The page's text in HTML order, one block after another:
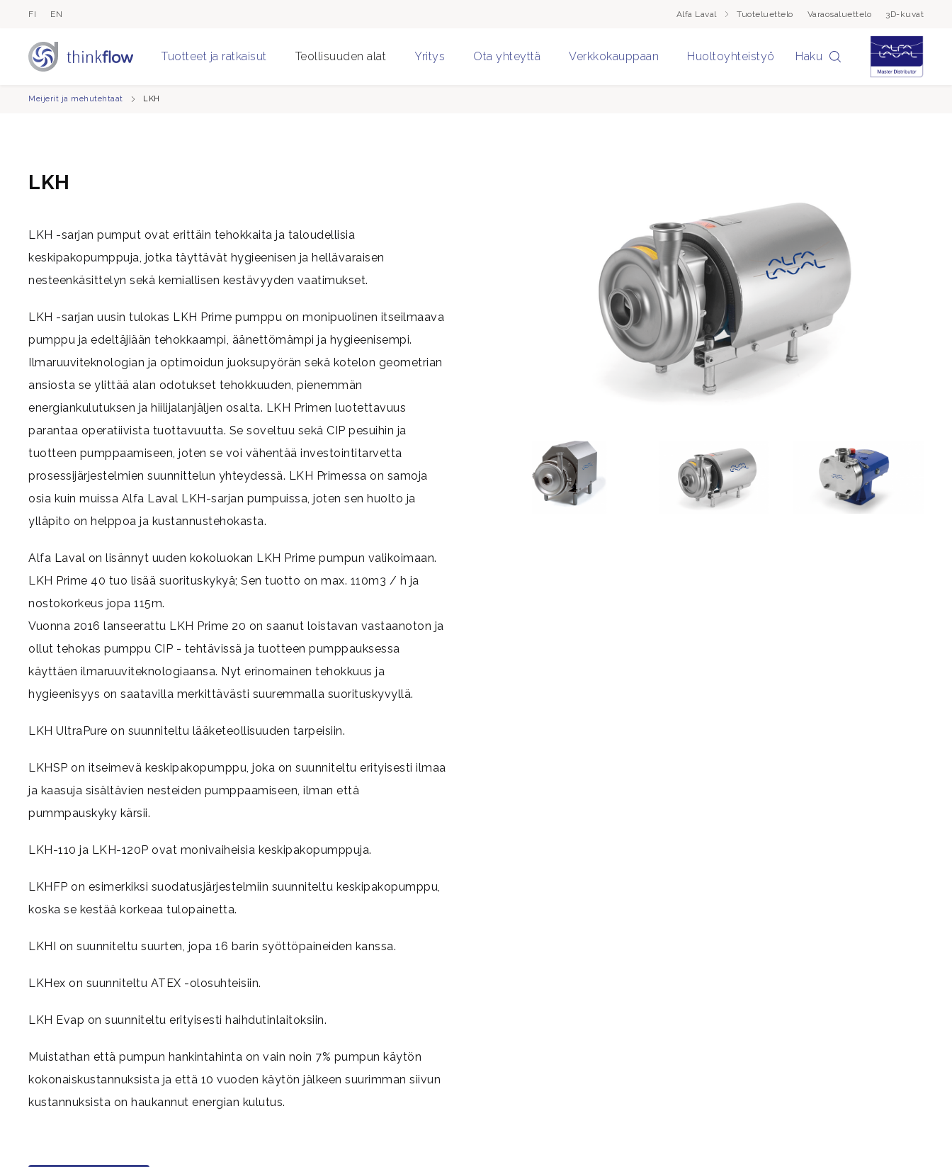
FI EN Alfa Laval Tuoteluettelo Varaosaluettelo 3D-kuvat
Tuotteet ja ratkaisut Teollisuuden alat Yritys Ota yhteyttä Verkkokauppaan Huoltoyhteistyö Haku
Meijerit ja mehutehtaat LKH
LKH
LKH -sarjan pumput ovat erittäin tehokkaita ja taloudellisia
keskipakopumppuja, jotka täyttävät hygieenisen ja hellävaraisen
nesteenkäsittelyn sekä kemiallisen kestävyyden vaatimukset.
LKH -sarjan uusin tulokas LKH Prime pumppu on monipuolinen itseilmaava
pumppu ja edeltäjiään tehokkaampi, äänettömämpi ja hygieenisempi.
Ilmaruuviteknologian ja optimoidun juoksupyörän sekä kotelon geometrian
ansiosta se ylittää alan odotukset tehokkuuden, pienemmän
energiankulutuksen ja hiilijalanjäljen osalta. LKH Primen luotettavuus
parantaa operatiivista tuottavuutta. Se soveltuu sekä CIP pesuihin ja
tuotteen pumppaamiseen, joten se voi vähentää investointitarvetta
prosessijärjestelmien suunnittelun yhteydessä. LKH Primessa on samoja
osia kuin muissa Alfa Laval LKH-sarjan pumpuissa, joten sen huolto ja
ylläpito on helppoa ja kustannustehokasta.
Alfa Laval on lisännyt uuden kokoluokan LKH Prime pumpun valikoimaan.
LKH Prime 40 tuo lisää suorituskykyä; Sen tuotto on max. 110m3 / h ja
nostokorkeus jopa 115m.
Vuonna 2016 lanseerattu LKH Prime 20 on saanut loistavan vastaanoton ja
ollut tehokas pumppu CIP - tehtävissä ja tuotteen pumppauksessa
käyttäen ilmaruuviteknologiaansa. Nyt erinomainen tehokkuus ja
hygieenisyys on saatavilla merkittävästi suuremmalla suorituskyvyllä.
LKH UltraPure on suunniteltu lääketeollisuuden tarpeisiin.
LKHSP on itseimevä keskipakopumppu, joka on suunniteltu erityisesti ilmaa
ja kaasuja sisältävien nesteiden pumppaamiseen, ilman että
pummpauskyky kärsii.
LKH-110 ja LKH-120P ovat monivaiheisia keskipakopumppuja.
LKHFP on esimerkiksi suodatusjärjestelmiin suunniteltu keskipakopumppu,
koska se kestää korkeaa tulopainetta.
LKHI on suunniteltu suurten, jopa 16 barin syöttöpaineiden kanssa.
LKHex on suunniteltu ATEX -olosuhteisiin.
LKH Evap on suunniteltu erityisesti haihdutinlaitoksiin.
Muistathan että pumpun hankintahinta on vain noin 7% pumpun käytön
kokonaiskustannuksista ja että 10 vuoden käytön jälkeen suurimman siivun
kustannuksista on haukannut energian kulutus.